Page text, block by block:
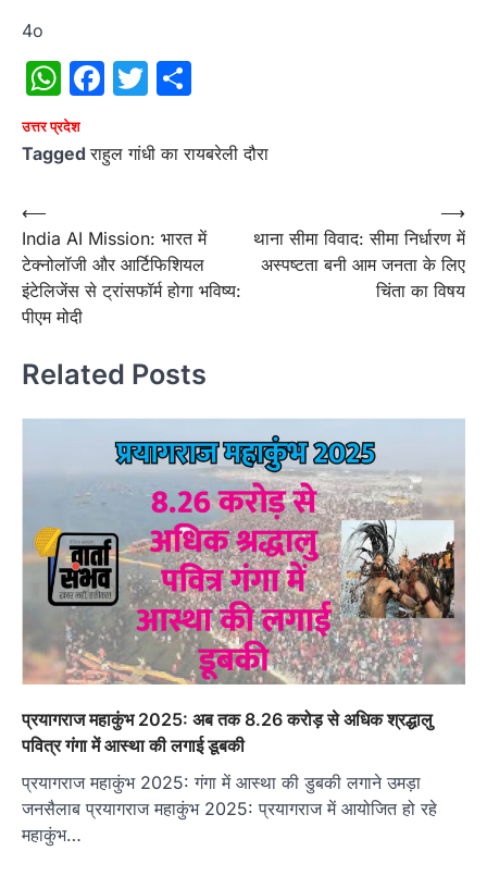
4o
WhatsApp
Facebook
Twitter
उत्तर प्रदेश
Taggedराहुल गांधी का रायबरेली दौरा
Post
navigation
⟵
India AI Mission: भारत में
टेक्नोलॉजी और आर्टिफिशियल
इंटेलिजेंस से ट्रांसफॉर्म होगा भविष्य:
पीएम मोदी
थाना सीमा विवाद: सीमा निर्धारण में
अस्पष्टता बनी आम जनता के लिए
चिंता का विषय
⟶
Related Posts
प्रयागराज महाकुंभ 2025: अब तक 8.26 करोड़ से अधिक श्रद्धालु
पवित्र गंगा में आस्था की लगाई डूबकी
प्रयागराज महाकुंभ 2025: गंगा में आस्था की डुबकी लगाने उमड़ा
जनसैलाब प्रयागराज महाकुंभ 2025: प्रयागराज में आयोजित हो रहे
महाकुंभ…